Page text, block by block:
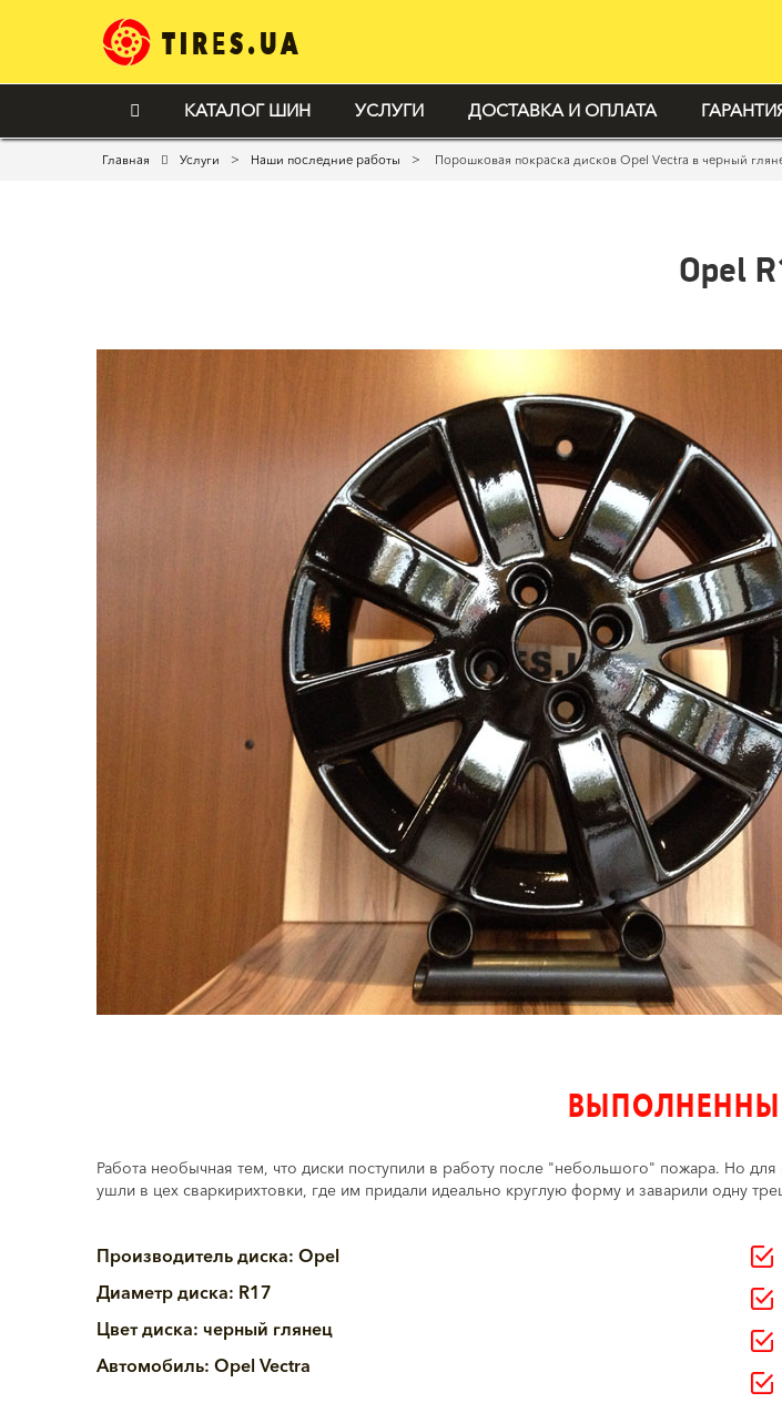
КАТАЛОГ ШИН УСЛУГИ ДОСТАВКА И ОПЛАТА
Главная Услуги > Наши последние работы > Порошковая покраска дисков Opel Vectra в черный
Opel
Работа необычная тем, что диски поступили в работу после "небольшого" пожара. Но
ушли в цех сваркирихтовки, где им придали идеально круглую форму и заварили одну
Производитель диска: Opel
Диаметр диска: R17
Цвет диска: черный глянец
Автомобиль: Opel Vectra